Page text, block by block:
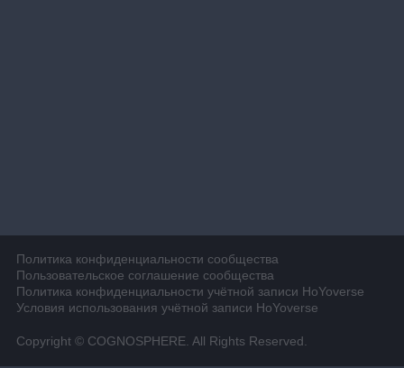
Политика конфиденциальности сообщества
Пользовательское соглашение сообщества
Политика конфиденциальности учётной записи HoYoverse
Условия использования учётной записи HoYoverse
Copyright © COGNOSPHERE. All Rights Reserved.